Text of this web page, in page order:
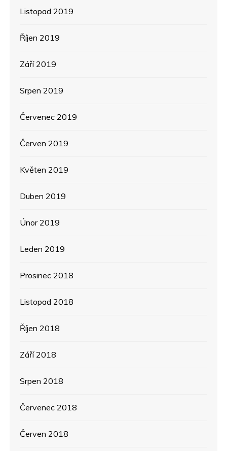
Listopad 2019
Říjen 2019
Září 2019
Srpen 2019
Červenec 2019
Červen 2019
Květen 2019
Duben 2019
Únor 2019
Leden 2019
Prosinec 2018
Listopad 2018
Říjen 2018
Září 2018
Srpen 2018
Červenec 2018
Červen 2018